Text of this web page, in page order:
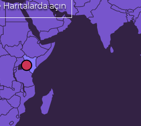
açın